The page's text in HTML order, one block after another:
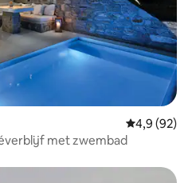
Gemiddelde
4,9 (92)
met zwembad